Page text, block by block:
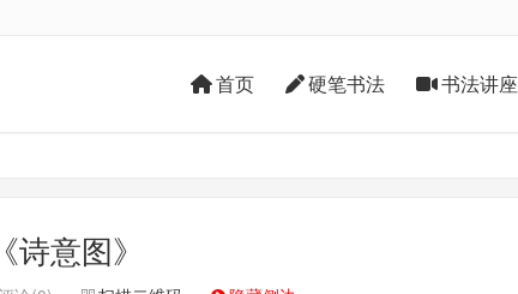
首页 硬笔书法 书法讲座
诗意图》